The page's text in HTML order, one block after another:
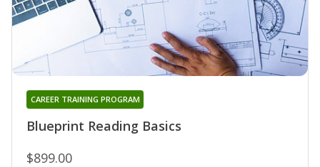
Blueprint Reading Basics
CAREER TRAINING PROGRAM
$899.00